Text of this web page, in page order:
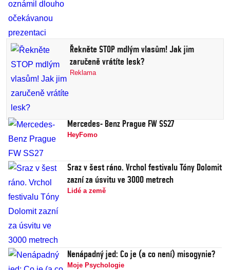
Řekněte STOP mdlým vlasům! Jak jim
zaručeně vrátíte lesk?
Reklama
Mercedes- Benz Prague FW SS27
HeyFomo
Sraz v šest ráno. Vrchol festivalu Tóny Dolomit
zazní za úsvitu ve 3000 metrech
Lidé a země
Nenápadný jed: Co je (a co není) misogynie?
Moje Psychologie